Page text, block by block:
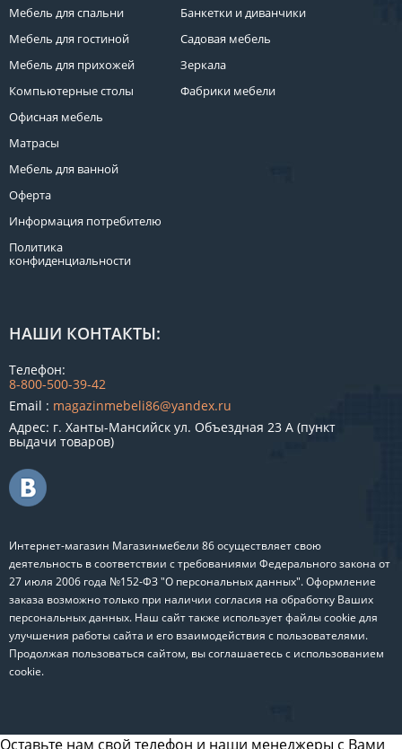
Мебель для спальни
Мебель для гостиной
Мебель для прихожей
Компьютерные столы
Офисная мебель
Матрасы
Мебель для ванной
Оферта
Информация потребителю
Политика
конфиденциальности
Банкетки и диванчики
Садовая мебель
Зеркала
Фабрики мебели
НАШИ КОНТАКТЫ:
Телефон:
8-800-500-39-42
Email : magazinmebeli86@yandex.ru
Адрес: г. Ханты-Мансийск ул. Объездная 23 А (пункт
выдачи товаров)
Интернет-магазин Магазинмебели 86 осуществляет свою
деятельность в соответствии с требованиями Федерального закона от
27 июля 2006 года №152-ФЗ "О персональных данных". Оформление
заказа возможно только при наличии согласия на обработку Ваших
персональных данных. Наш сайт также использует файлы cookie для
улучшения работы сайта и его взаимодействия с пользователями.
Продолжая пользоваться сайтом, вы соглашаетесь с использованием
cookie.
Оставьте нам свой телефон и наши менеджеры с Вами